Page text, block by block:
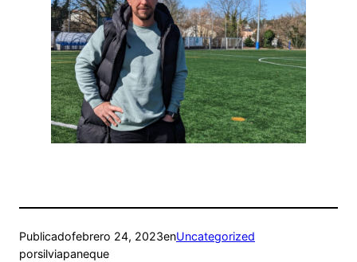
Publicadofebrero 24, 2023enUncategorized
porsilviapaneque